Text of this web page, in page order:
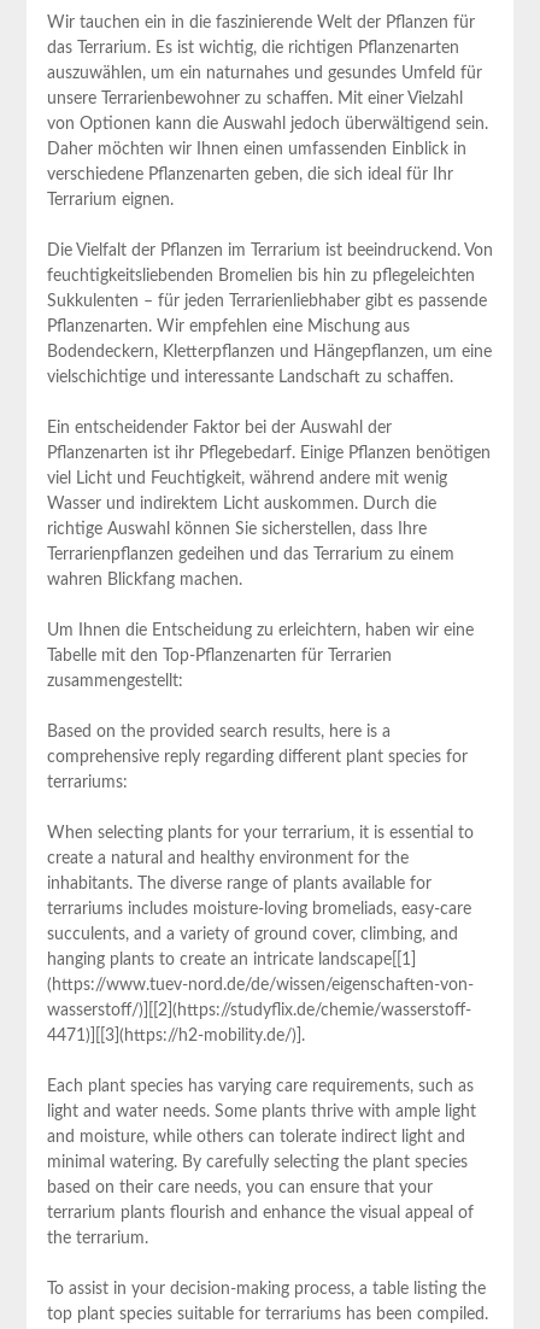
Wir​ tauchen ein in die faszinierende ⁣Welt der Pflanzen für
das Terrarium. Es ist wichtig, die richtigen Pflanzenarten​
auszuwählen, um ein naturnahes und gesundes Umfeld für
unsere Terrarienbewohner zu schaffen. ‌Mit einer ​Vielzahl
von‌ Optionen kann die Auswahl​ jedoch überwältigend ‌sein.
Daher möchten wir Ihnen einen umfassenden Einblick‌ in
verschiedene Pflanzenarten geben, die⁣ sich ideal für ‌Ihr
Terrarium eignen.
Die Vielfalt der Pflanzen im Terrarium ist beeindruckend. Von
feuchtigkeitsliebenden Bromelien bis hin zu⁤ pflegeleichten
Sukkulenten – für jeden Terrarienliebhaber ⁣gibt es passende
Pflanzenarten. Wir empfehlen eine Mischung aus
Bodendeckern, Kletterpflanzen⁢ und Hängepflanzen, um eine⁤
vielschichtige und interessante Landschaft zu schaffen.
Ein entscheidender ​Faktor bei der Auswahl der
Pflanzenarten ist ihr Pflegebedarf. Einige Pflanzen benötigen
viel⁢ Licht⁤ und Feuchtigkeit, während andere mit⁣ wenig
Wasser und indirektem Licht auskommen. Durch die
richtige Auswahl können Sie sicherstellen,⁤ dass‌ Ihre
Terrarienpflanzen gedeihen und‍ das⁢ Terrarium zu einem
wahren Blickfang ⁤machen.
Um Ihnen die ‌Entscheidung zu erleichtern, haben wir eine
Tabelle mit den Top-Pflanzenarten für Terrarien
zusammengestellt:
Based on the provided search results, here is a
comprehensive​ reply⁢ regarding ⁤different plant species for
terrariums:
When selecting plants for your terrarium, it is⁢ essential ​to
create a ‍natural and healthy environment for the
inhabitants. The diverse range of plants available for
terrariums ⁤includes moisture-loving⁣ bromeliads, ‌easy-care
succulents, and a⁣ variety⁢ of ground ​cover, climbing, and
hanging plants‌ to create an⁣ intricate⁤ landscape[[1]
(https://www.tuev-nord.de/de/wissen/eigenschaften-von-
wasserstoff/)][[2](https://studyflix.de/chemie/wasserstoff-
4471)][[3](https://h2-mobility.de/)].
Each plant species has varying‍ care requirements, such as
light and water needs. ⁤Some plants thrive with⁤ ample light‌
and moisture,‌ while ⁢others can tolerate indirect light and‌
minimal watering. By carefully selecting the plant species
based on their care needs, you can ensure that your
terrarium plants ⁤flourish ‍and enhance the visual appeal of
the ⁣terrarium.
To assist in your decision-making process, a table listing the⁤
top plant species suitable for terrariums has been compiled.